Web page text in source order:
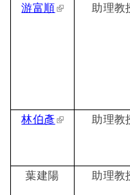
游富順(link is external)
助理教
林伯彥(link is external)
助理教
葉建陽
助理教